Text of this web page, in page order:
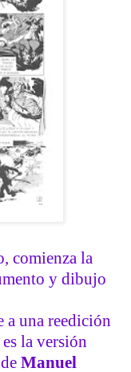
comienza la
y dibujo
a una reedición
la versión
Manuel